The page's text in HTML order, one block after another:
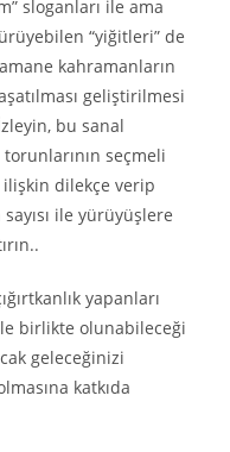
sloganları ile ama
“yiğitleri” de
kahramanların
geliştirilmesi
bu sanal
seçmeli
dilekçe verip
ile yürüyüşlere
yapanları
birlikte olunabileceği
geleceğinizi
katkıda